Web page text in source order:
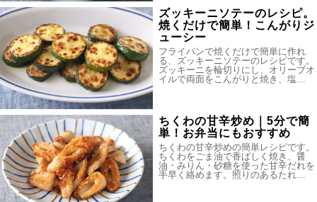
ズッキーニソテーのレシピ。
焼くだけで簡単！こんがりジ
ューシー
フライパンで焼くだけで簡単に作れ
る、ズッキーニソテーのレシピです。
ズッキーニを輪切りにし、オリーブオ
イルで両面をこんがりと焼き、塩…
ちくわの甘辛炒め｜5分で簡
単！お弁当にもおすすめ
ちくわの甘辛炒めの簡単レシピです。
ちくわをごま油で香ばしく焼き、醤
油・みりん・砂糖を使った甘辛だれを
手早く絡めます。照りのあるたれ…